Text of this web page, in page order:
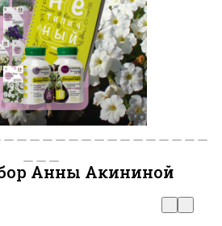
Анны Акининой